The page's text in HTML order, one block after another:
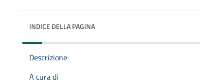
INDICE DELLA PAGINA
Descrizione
A cura di